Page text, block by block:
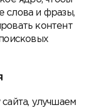
слова и фразы,
контент
улучшаем